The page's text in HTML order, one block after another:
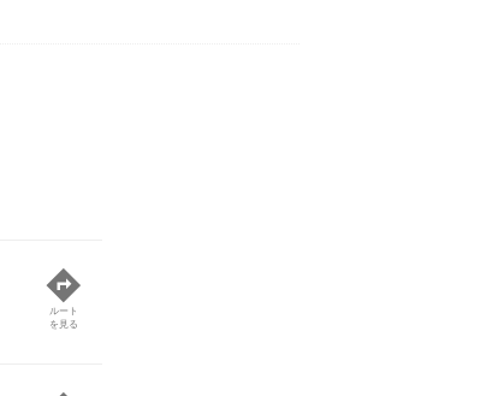
ルート
を見る